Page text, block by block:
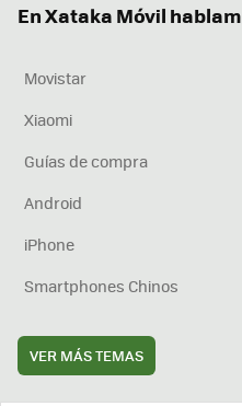
En Xataka Móvil
Movistar
Xiaomi
Guías de compra
Android
iPhone
Smartphones Chinos
VER MÁS TEMAS